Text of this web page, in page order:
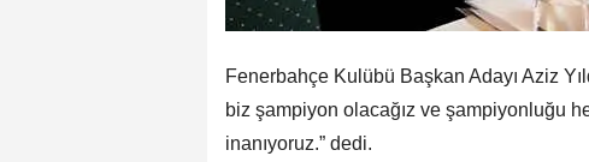
Fenerbahçe Kulübü Başkan Adayı Aziz
biz şampiyon olacağız ve şampiyonluğu
inanıyoruz.” dedi.